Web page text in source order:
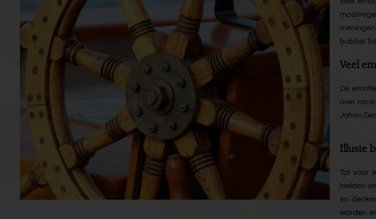
bubbel
Veel
De
over
Johan
Illusie
Tot voor
hielden
en
worden